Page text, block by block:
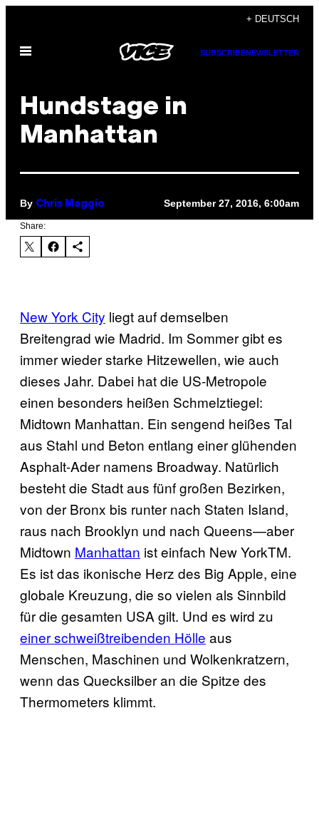
content
+ DEUTSCH
Open
SUBSCRIBENEWSLETTER
Hundstage in
Manhattan
By Chris Maggio September 27, 2016, 6:00am
Share:
New York City liegt auf demselben
Breitengrad wie Madrid. Im Sommer gibt es
immer wieder starke Hitzewellen, wie auch
dieses Jahr. Dabei hat die US-Metropole
einen besonders heißen Schmelztiegel:
Midtown Manhattan. Ein sengend heißes Tal
aus Stahl und Beton entlang einer glühenden
Asphalt-Ader namens Broadway. Natürlich
besteht die Stadt aus fünf großen Bezirken,
von der Bronx bis runter nach Staten Island,
raus nach Brooklyn und nach Queens—aber
Midtown Manhattan ist einfach New YorkTM.
Es ist das ikonische Herz des Big Apple, eine
globale Kreuzung, die so vielen als Sinnbild
für die gesamten USA gilt. Und es wird zu
einer schweißtreibenden Hölle aus
Menschen, Maschinen und Wolkenkratzern,
wenn das Quecksilber an die Spitze des
Thermometers klimmt.